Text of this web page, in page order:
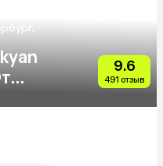
9.6
491 отзыв